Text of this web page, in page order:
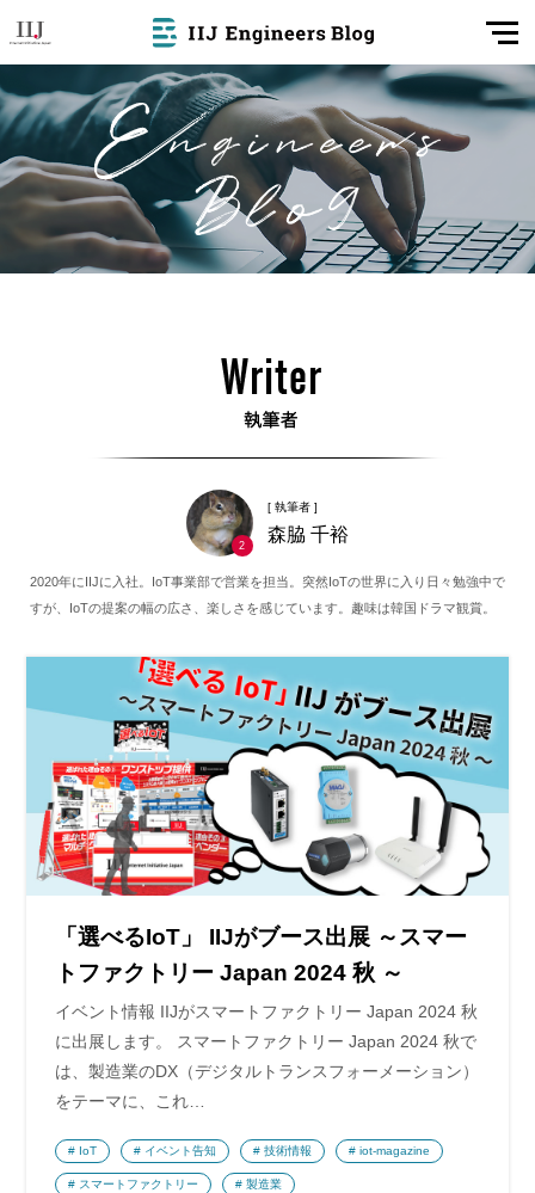
2
[ 執筆者 ]
森脇 千裕
2020年にIIJに入社。IoT事業部で営業を担当。突然IoTの世界に入り日々勉強中で
すが、IoTの提案の幅の広さ、楽しさを感じています。趣味は韓国ドラマ観賞。
「選べるIoT」 IIJがブース出展 ～スマー
トファクトリー Japan 2024 秋 ～
イベント情報 IIJがスマートファクトリー Japan 2024 秋
に出展します。 スマートファクトリー Japan 2024 秋で
は、製造業のDX（デジタルトランスフォーメーション）
をテーマに、これ…
IoT イベント告知 技術情報 iot-magazine
スマートファクトリー 製造業